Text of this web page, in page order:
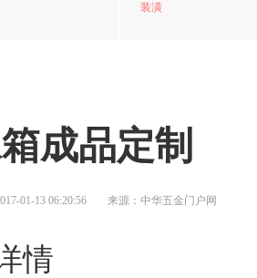
装潢
成品定制
01-13 06:20:56 来源：中华五金门户网
情